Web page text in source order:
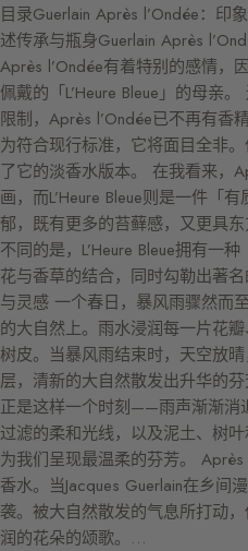
目录Guerlain Après l’Ondée：印
述传承与瓶身Guerlain Après
Après l’Ondée有着特别的感情，
佩戴的「L’Heure Bleue」的母亲
限制，Après l’Ondée已不再有香
为符合现行标准，它将面目全非
了它的淡香水版本。 在我看来，
画，而L’Heure Bleue则是一件「
郁，既有更多的苔藓感，又更具
不同的是，L’Heure Bleue拥有一
花与香草的结合，同时勾勒出著
与灵感 一个春日，暴风雨骤然而
的大自然上。雨水浸润每一片花
树皮。当暴风雨结束时，天空放
层，清新的大自然散发出升华的
正是这样一个时刻——雨声渐渐消
过滤的柔和光线，以及泥土、树叶
为我们呈现最温柔的芬芳。
香水。当Jacques Guerlain在乡间
袭。被大自然散发的气息所打动
润的花朵的颂歌。…